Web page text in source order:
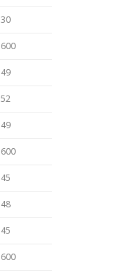
30
600
49
52
49
600
45
48
45
600